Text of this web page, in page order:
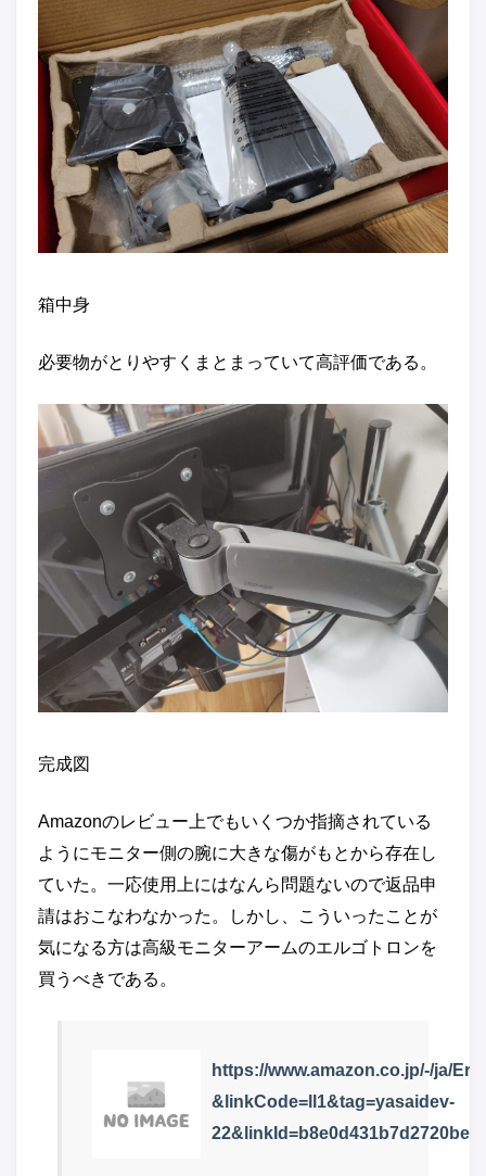
箱中身
必要物がとりやすくまとまっていて高評価である。
完成図
Amazonのレビュー上でもいくつか指摘されている
ようにモニター側の腕に大きな傷がもとから存在し
ていた。一応使用上にはなんら問題ないので返品申
請はおこなわなかった。しかし、こういったことが
気になる方は高級モニターアームのエルゴトロンを
買うべきである。
https://www.amazon.co.jp/-/ja/
&linkCode=ll1&tag=yasaidev-